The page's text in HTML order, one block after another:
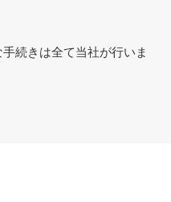
続きは全て当社が行いま